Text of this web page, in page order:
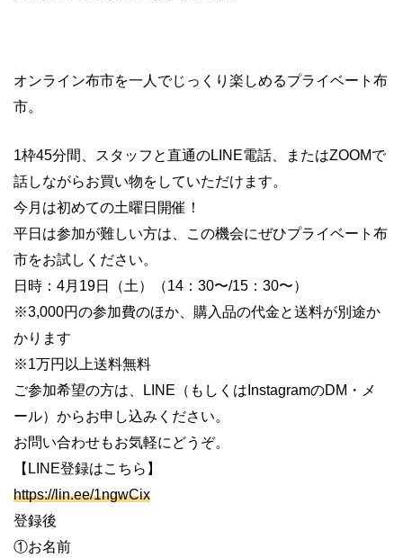
オンライン布市を一人でじっくり楽しめるプライベート布
市。
1枠45分間、スタッフと直通のLINE電話、またはZOOMで
話しながらお買い物をしていただけます。
今月は初めての土曜日開催！
平日は参加が難しい方は、この機会にぜひプライベート布
市をお試しください。
日時：4月19日（土）（14：30〜/15：30〜）
※3,000円の参加費のほか、購入品の代金と送料が別途か
かります
※1万円以上送料無料
ご参加希望の方は、LINE（もしくはInstagramのDM・メ
ール）からお申し込みください。
お問い合わせもお気軽にどうぞ。
【LINE登録はこちら】
https://lin.ee/1ngwCix
登録後
①お名前